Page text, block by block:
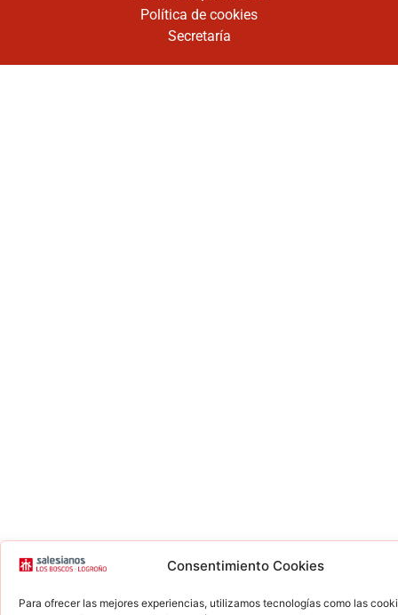
Consentimiento Cookies
Para ofrecer las mejores experiencias, utilizamos tecnologías como las
Política de cookies
Secretaría